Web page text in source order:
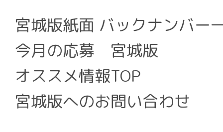
宮城版紙面 バックナンバー
今月の応募 宮城版
オススメ情報TOP
宮城版へのお問い合わせ